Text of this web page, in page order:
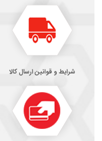
شرایط و قوانین ارسال کالا